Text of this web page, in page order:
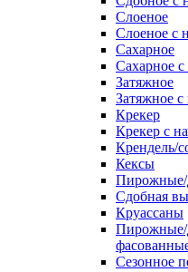
Слоеное
Слоеное с
Сахарное
Сахарное с
Затяжное
Затяжное с
Крекер
Крекер с
Крендель/
Кексы
Пирожные/
Сдобная
Круассаны
Пирожные/
Сезонное